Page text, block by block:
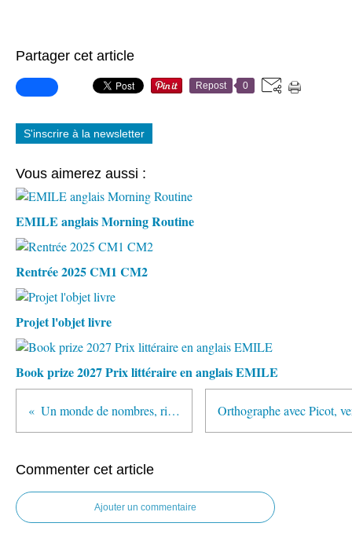
Partager cet article
Repost 0
S'inscrire à la newsletter
Vous aimerez aussi :
EMILE anglais Morning Routine
Rentrée 2025 CM1 CM2
Projet l'objet livre
Book prize 2027 Prix littéraire en anglais EMILE
Un monde de nombres, rituel de maths
Commenter cet article
Ajouter un commentaire